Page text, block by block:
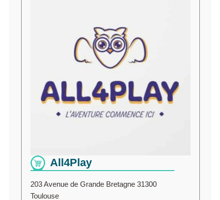
All4Play
203 Avenue de Grande Bretagne 31300
Toulouse